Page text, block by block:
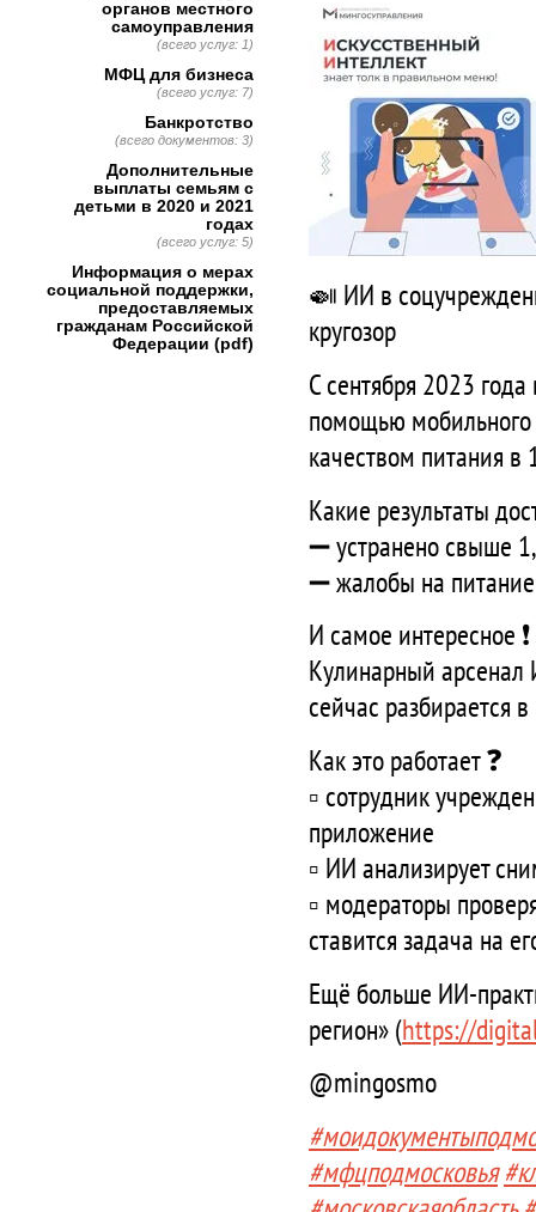
🍛 ИИ в
кругозор
С сентября 2023
помощью мобильного
качеством питания
Какие результаты
➖ устранено свыше
➖ жалобы на
И самое интересное ❗️
Кулинарный арсенал
сейчас разбирается
Как это работает ❓
▫️ сотрудник
приложение
▫️ ИИ анализирует
▫️ модераторы
ставится задача на
Ещё больше ИИ-
регион» (https://
@mingosmo
#мфцподмосковья
органов местного
самоуправления
(всего услуг: 1)
МФЦ для бизнеса
(всего услуг: 7)
Банкротство
(всего документов: 3)
Дополнительные
выплаты семьям с
детьми в 2020 и 2021
годах
(всего услуг: 5)
Информация о мерах
социальной поддержки,
предоставляемых
гражданам Российской
Федерации (pdf)